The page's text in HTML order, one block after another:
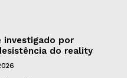
investigado por
do reality